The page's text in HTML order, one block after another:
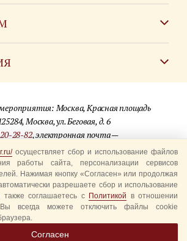
представители
Москва, Красная площадь
Москва, ул. Беговая, д. 6
28-82, электронная почта —
сайт фестиваля «Спасская башня»
студия «Сибирикс»
осуществляет сбор и использование файлов
работы сайта, персонализации сервисов
Нажимая кнопку «Согласен» или продолжая
разрешаете сбор и использование
соглашаетесь с Политикой в отношении
всегда можете отключить файлы cookie
Согласен